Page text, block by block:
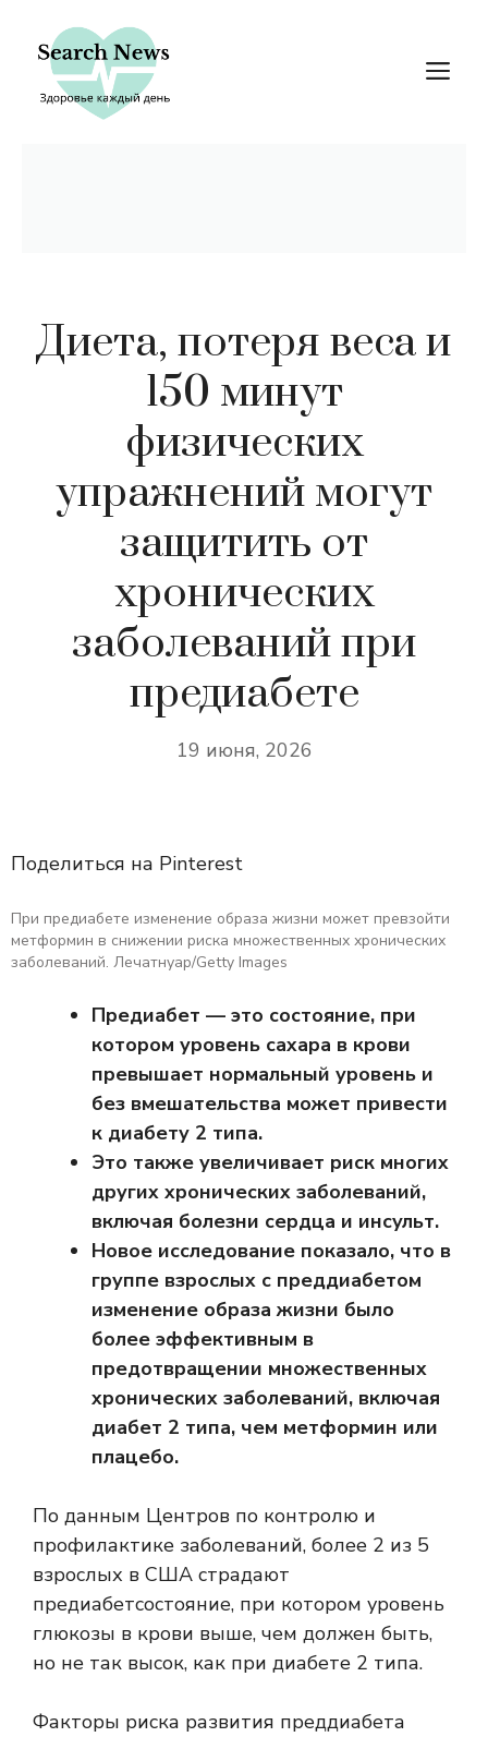
содержимому
Диета, потеря веса и
150 минут
физических
упражнений могут
защитить от
хронических
заболеваний при
предиабете
19 июня, 2026
Поделиться на Pinterest
При предиабете изменение образа жизни может превзойти
метформин в снижении риска множественных хронических
заболеваний. Лечатнуар/Getty Images
Предиабет — это состояние, при
котором уровень сахара в крови
превышает нормальный уровень и
без вмешательства может привести
к диабету 2 типа.
Это также увеличивает риск многих
других хронических заболеваний,
включая болезни сердца и инсульт.
Новое исследование показало, что в
группе взрослых с преддиабетом
изменение образа жизни было
более эффективным в
предотвращении множественных
хронических заболеваний, включая
диабет 2 типа, чем метформин или
плацебо.
По данным Центров по контролю и
профилактике заболеваний, более 2 из 5
взрослых в США страдают
предиабетсостояние, при котором уровень
глюкозы в крови выше, чем должен быть,
но не так высок, как при диабете 2 типа.
Факторы риска развития преддиабета